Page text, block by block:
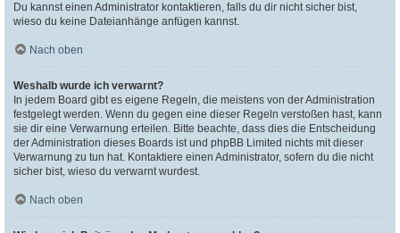
Du kannst einen Administrator kontaktieren, falls du dir nicht sicher bist,
wieso du keine Dateianhänge anfügen kannst.
Nach oben
Weshalb wurde ich verwarnt?
In jedem Board gibt es eigene Regeln, die meistens von der Administration
festgelegt werden. Wenn du gegen eine dieser Regeln verstoßen hast, kann
sie dir eine Verwarnung erteilen. Bitte beachte, dass dies die Entscheidung
der Administration dieses Boards ist und phpBB Limited nichts mit dieser
Verwarnung zu tun hat. Kontaktiere einen Administrator, sofern du die nicht
sicher bist, wieso du verwarnt wurdest.
Nach oben